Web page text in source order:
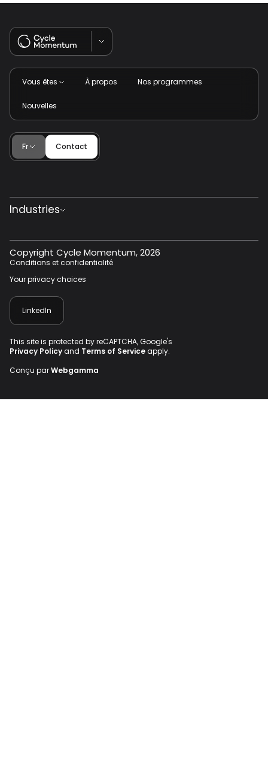
Vous êtes À propos Nos programmes
Nouvelles
Fr Contact
Industries
Technologies climatiques
Agtech
Énergie propre
Technologies alimentaires
Technologies urbaines
Technologies de l'eau
Industrie 4.0
Chimie verte
Copyright Cycle Momentum, 2026
Conditions et confidentialité
Your privacy choices
LinkedIn
This site is protected by reCAPTCHA, Google's
Privacy Policyand Terms of Serviceapply.
Conçu parWebgamma